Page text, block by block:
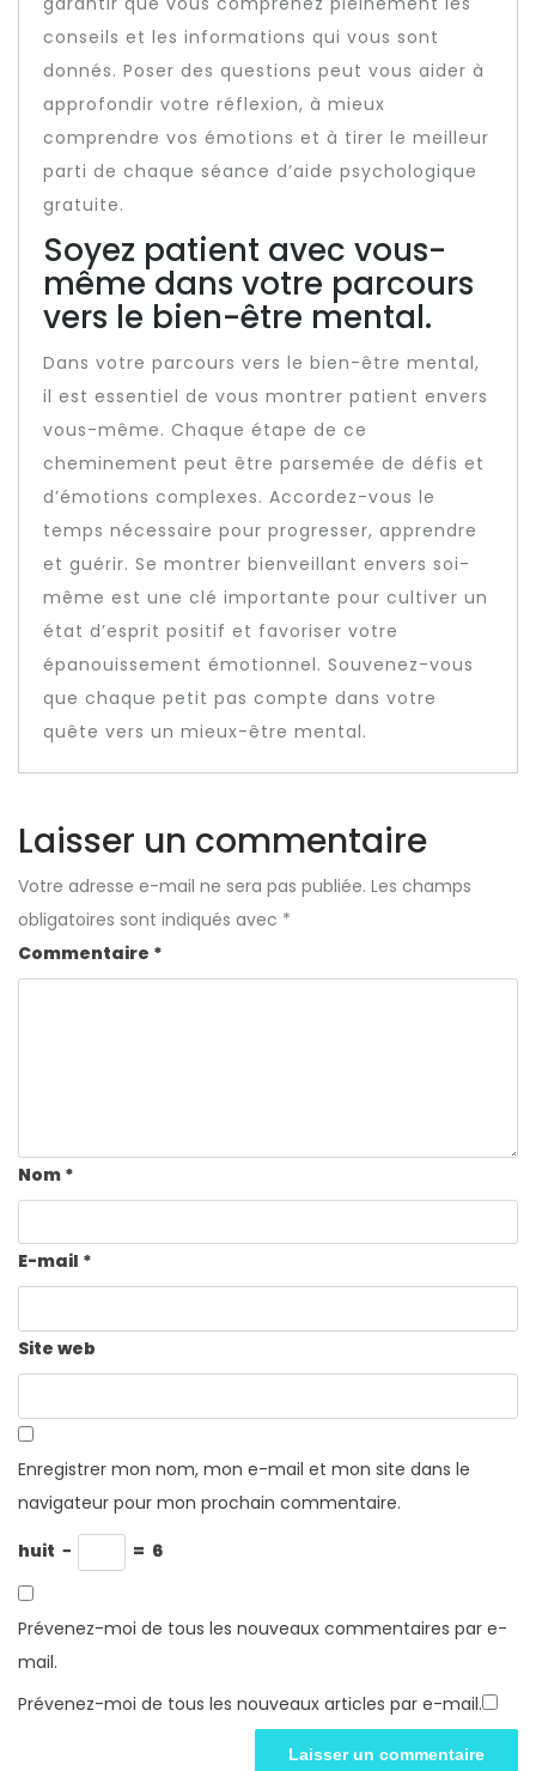
conseils et les informations qui vous sont
donnés. Poser des questions peut vous aider à
approfondir votre réflexion, à mieux
comprendre vos émotions et à tirer le meilleur
parti de chaque séance d’aide psychologique
gratuite.
Soyez patient avec vous-
même dans votre parcours
vers le bien-être mental.
Dans votre parcours vers le bien-être mental,
il est essentiel de vous montrer patient envers
vous-même. Chaque étape de ce
cheminement peut être parsemée de défis et
d’émotions complexes. Accordez-vous le
temps nécessaire pour progresser, apprendre
et guérir. Se montrer bienveillant envers soi-
même est une clé importante pour cultiver un
état d’esprit positif et favoriser votre
épanouissement émotionnel. Souvenez-vous
que chaque petit pas compte dans votre
quête vers un mieux-être mental.
Laisser un commentaire
Votre adresse e-mail ne sera pas publiée. Les champs
obligatoires sont indiqués avec *
Commentaire *
Nom *
E-mail *
Site web
Enregistrer mon nom, mon e-mail et mon site dans le
navigateur pour mon prochain commentaire.
huit − = 6
Prévenez-moi de tous les nouveaux commentaires par e-
mail.
Prévenez-moi de tous les nouveaux articles par e-mail.